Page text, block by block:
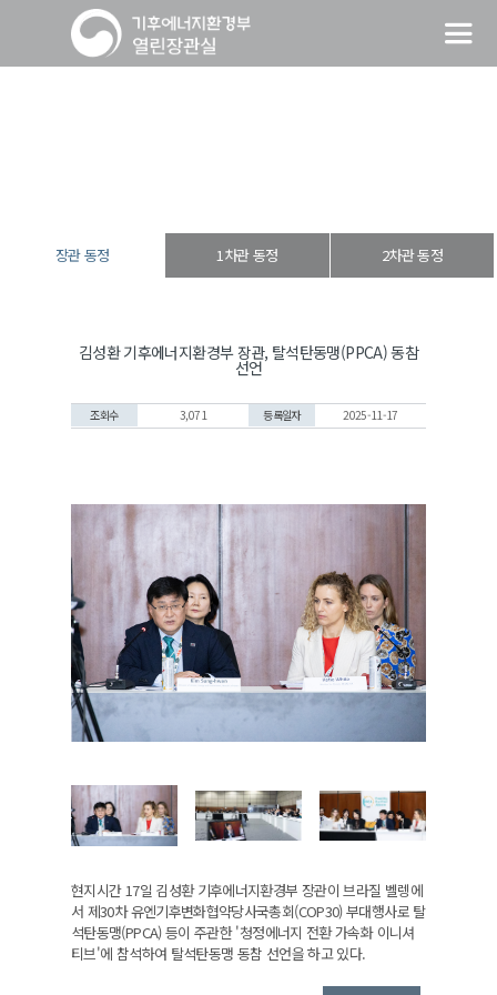
장관 동정 1차관 동정 2차관 동정
김성환 기후에너지환경부 장관, 탈석탄동맹(PPCA) 동참
선언
조회수 3,071 등록일자 2025-11-17
현지시간 17일 김성환 기후에너지환경부 장관이 브라질 벨렝에
서 제30차 유엔기후변화협약당사국총회(COP30) 부대행사로 탈
석탄동맹(PPCA) 등이 주관한 '청정에너지 전환 가속화 이니셔
티브'에 참석하여 탈석탄동맹 동참 선언을 하고 있다.